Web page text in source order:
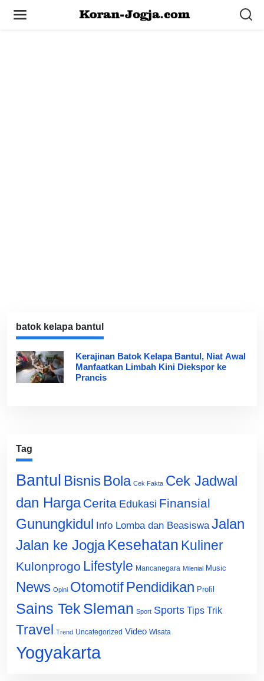
batok kelapa bantul
Kerajinan Batok Kelapa Bantul, Niat Awal
Manfaatkan Limbah Kini Diekspor ke
Prancis
Tag
Bantul Bisnis Bola Cek Fakta Cek Jadwal
dan Harga Cerita Edukasi Finansial
Gunungkidul Info Lomba dan Beasiswa Jalan
Jalan ke Jogja Kesehatan Kuliner
Kulonprogo Lifestyle Mancanegara Milenial Music
News Opini Otomotif Pendidikan Profil
Sains Tek Sleman Sport Sports Tips Trik
Travel Trend Uncategorized Video Wisata
Yogyakarta